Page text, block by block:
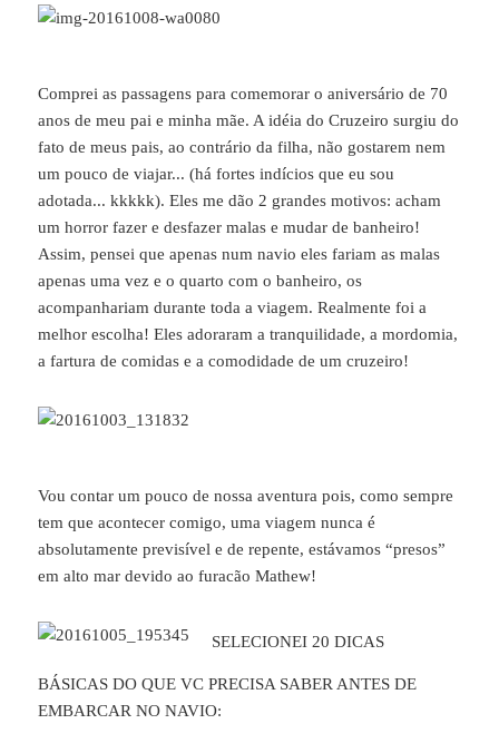
Comprei as passagens para comemorar o aniversário de 70
anos de meu pai e minha mãe. A idéia do Cruzeiro surgiu do
fato de meus pais, ao contrário da filha, não gostarem nem
um pouco de viajar... (há fortes indícios que eu sou
adotada... kkkkk). Eles me dão 2 grandes motivos: acham
um horror fazer e desfazer malas e mudar de banheiro!
Assim, pensei que apenas num navio eles fariam as malas
apenas uma vez e o quarto com o banheiro, os
acompanhariam durante toda a viagem. Realmente foi a
melhor escolha! Eles adoraram a tranquilidade, a mordomia,
a fartura de comidas e a comodidade de um cruzeiro!
Vou contar um pouco de nossa aventura pois, como sempre
tem que acontecer comigo, uma viagem nunca é
absolutamente previsível e de repente, estávamos “presos”
em alto mar devido ao furacão Mathew!
SELECIONEI 20 DICAS
BÁSICAS DO QUE VC PRECISA SABER ANTES DE
EMBARCAR NO NAVIO: